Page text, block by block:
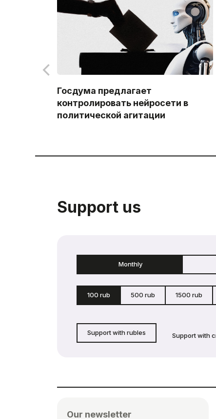
Госдума предлагает
контролировать нейросети в
политической агитации
Support us
Monthly
100 rub 500 rub 1500 rub
Support with rubles Support with
Our newsletter